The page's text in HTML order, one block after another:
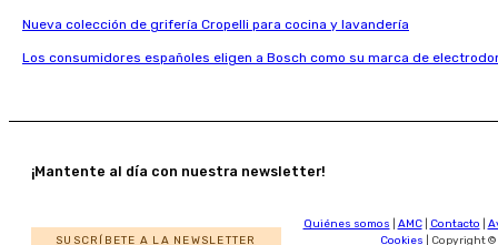
Nueva colección de grifería Cropelli para cocina y lavandería
Los consumidores españoles eligen a Bosch como su marca de
¡Mantente al día con nuestra newsletter!
SUSCRÍBETE A LA NEWSLETTER
Quiénes somos AMC| Contacto
Cookies | Copyright